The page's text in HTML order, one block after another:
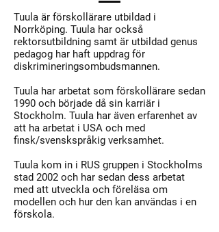
Tuula är förskollärare utbildad i
Norrköping. Tuula har också
rektorsutbildning samt är utbildad genus
pedagog har haft uppdrag för
diskrimineringsombudsmannen.
Tuula har arbetat som förskollärare sedan
1990 och började då sin karriär i
Stockholm. Tuula har även erfarenhet av
att ha arbetat i USA och med
finsk/svenskspråkig verksamhet.
Tuula kom in i RUS gruppen i Stockholms
stad 2002 och har sedan dess arbetat
med att utveckla och föreläsa om
modellen och hur den kan användas i en
förskola.